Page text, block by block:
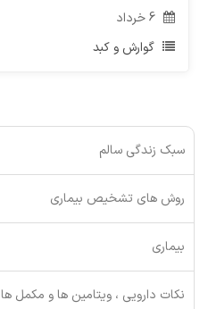
خرداد
گوارش و کبد
سبک زندگی سالم
روش های تشخیص بیماری
بیماری
نکات دارویی ، ویتامین ها و مکمل ها